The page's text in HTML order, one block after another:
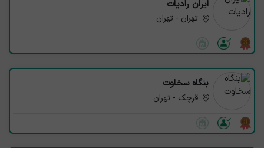
ایران رادیات
تهران - تهران
بنگاه سخاوت
قرچک - تهران